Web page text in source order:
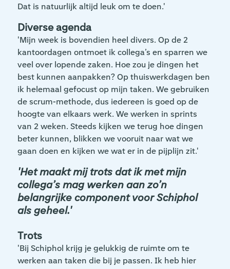
Dat is natuurlijk altijd leuk om te doen.'
Diverse agenda
'Mijn week is bovendien heel divers. Op de 2
kantoordagen ontmoet ik collega’s en sparren we
veel over lopende zaken. Hoe zou je dingen het
best kunnen aanpakken? Op thuiswerkdagen ben
ik helemaal gefocust op mijn taken. We gebruiken
de scrum-methode, dus iedereen is goed op de
hoogte van elkaars werk. We werken in sprints
van 2 weken. Steeds kijken we terug hoe dingen
beter kunnen, blikken we vooruit naar wat we
gaan doen en kijken we wat er in de pijplijn zit.'
'Het maakt mij trots dat ik met mijn
collega’s mag werken aan zo’n
belangrijke component voor Schiphol
als geheel.'
Trots
'Bij Schiphol krijg je gelukkig de ruimte om te
werken aan taken die bij je passen. Ik heb hier